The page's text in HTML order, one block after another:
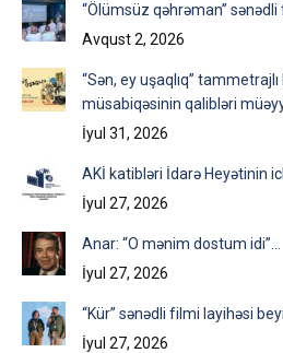
“Ölümsüz qəhrəman”
Avqust 2, 2026
“Sən, ey uşaqlıq”
müsabiqəsinin qalibləri
İyul 31, 2026
AKİ katibləri İdarə Heyətinin
İyul 27, 2026
Anar: “O mənim dostum idi”…
İyul 27, 2026
“Kür” sənədli filmi layihəsi
İyul 27, 2026